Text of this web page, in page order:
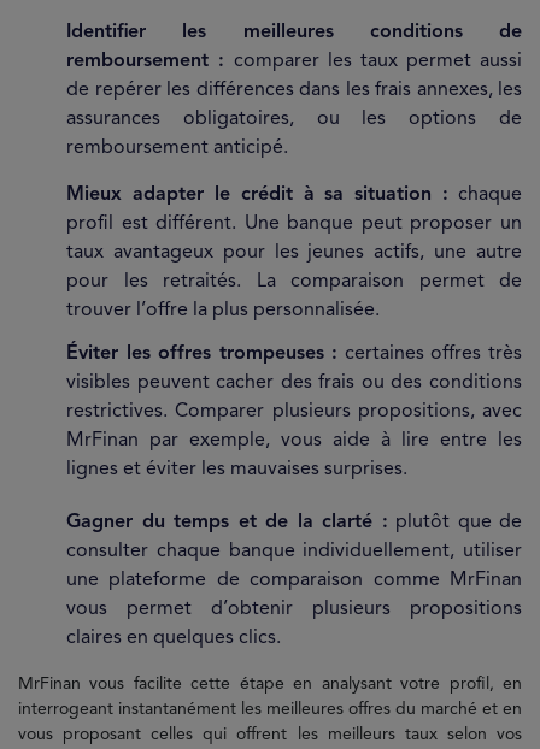
Identifier les meilleures conditions de
remboursement : comparer les taux permet aussi
de repérer les différences dans les frais annexes, les
assurances obligatoires, ou les options de
remboursement anticipé.
Mieux adapter le crédit à sa situation : chaque
profil est différent. Une banque peut proposer un
taux avantageux pour les jeunes actifs, une autre
pour les retraités. La comparaison permet de
trouver l’offre la plus personnalisée.
Éviter les offres trompeuses : certaines offres très
visibles peuvent cacher des frais ou des conditions
restrictives. Comparer plusieurs propositions, avec
MrFinan par exemple, vous aide à lire entre les
lignes et éviter les mauvaises surprises.
Gagner du temps et de la clarté : plutôt que de
consulter chaque banque individuellement, utiliser
une plateforme de comparaison comme MrFinan
vous permet d’obtenir plusieurs propositions
claires en quelques clics.
MrFinan vous facilite cette étape en analysant votre profil, en
interrogeant instantanément les meilleures offres du marché et en
vous proposant celles qui offrent les meilleurs taux selon vos